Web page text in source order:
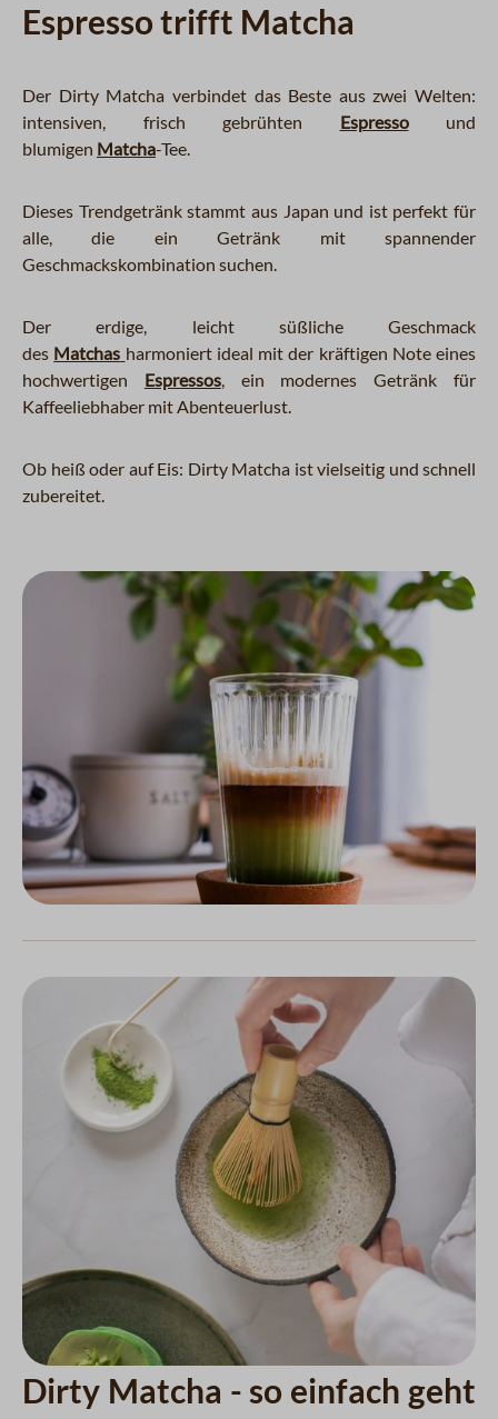
Espresso trifft Matcha
Der Dirty Matcha verbindet das Beste aus zwei Welten:
intensiven, frisch gebrühten Espressound
blumigen Matcha-Tee.
Dieses Trendgetränk stammt aus Japan und ist perfekt für
alle, die ein Getränk mit spannender
Geschmackskombination suchen.
Der erdige, leicht süßliche Geschmack
des Matchas harmoniert ideal mit der kräftigen Note eines
hochwertigen Espressos, ein modernes Getränk für
Kaffeeliebhaber mit Abenteuerlust.
Ob heiß oder auf Eis: Dirty Matcha ist vielseitig und schnell
zubereitet.
Dirty Matcha - so einfach geht